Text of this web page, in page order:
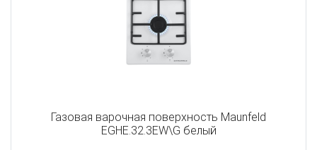
Газовая варочная поверхность Maunfeld
EGHE.32.3EW\G белый